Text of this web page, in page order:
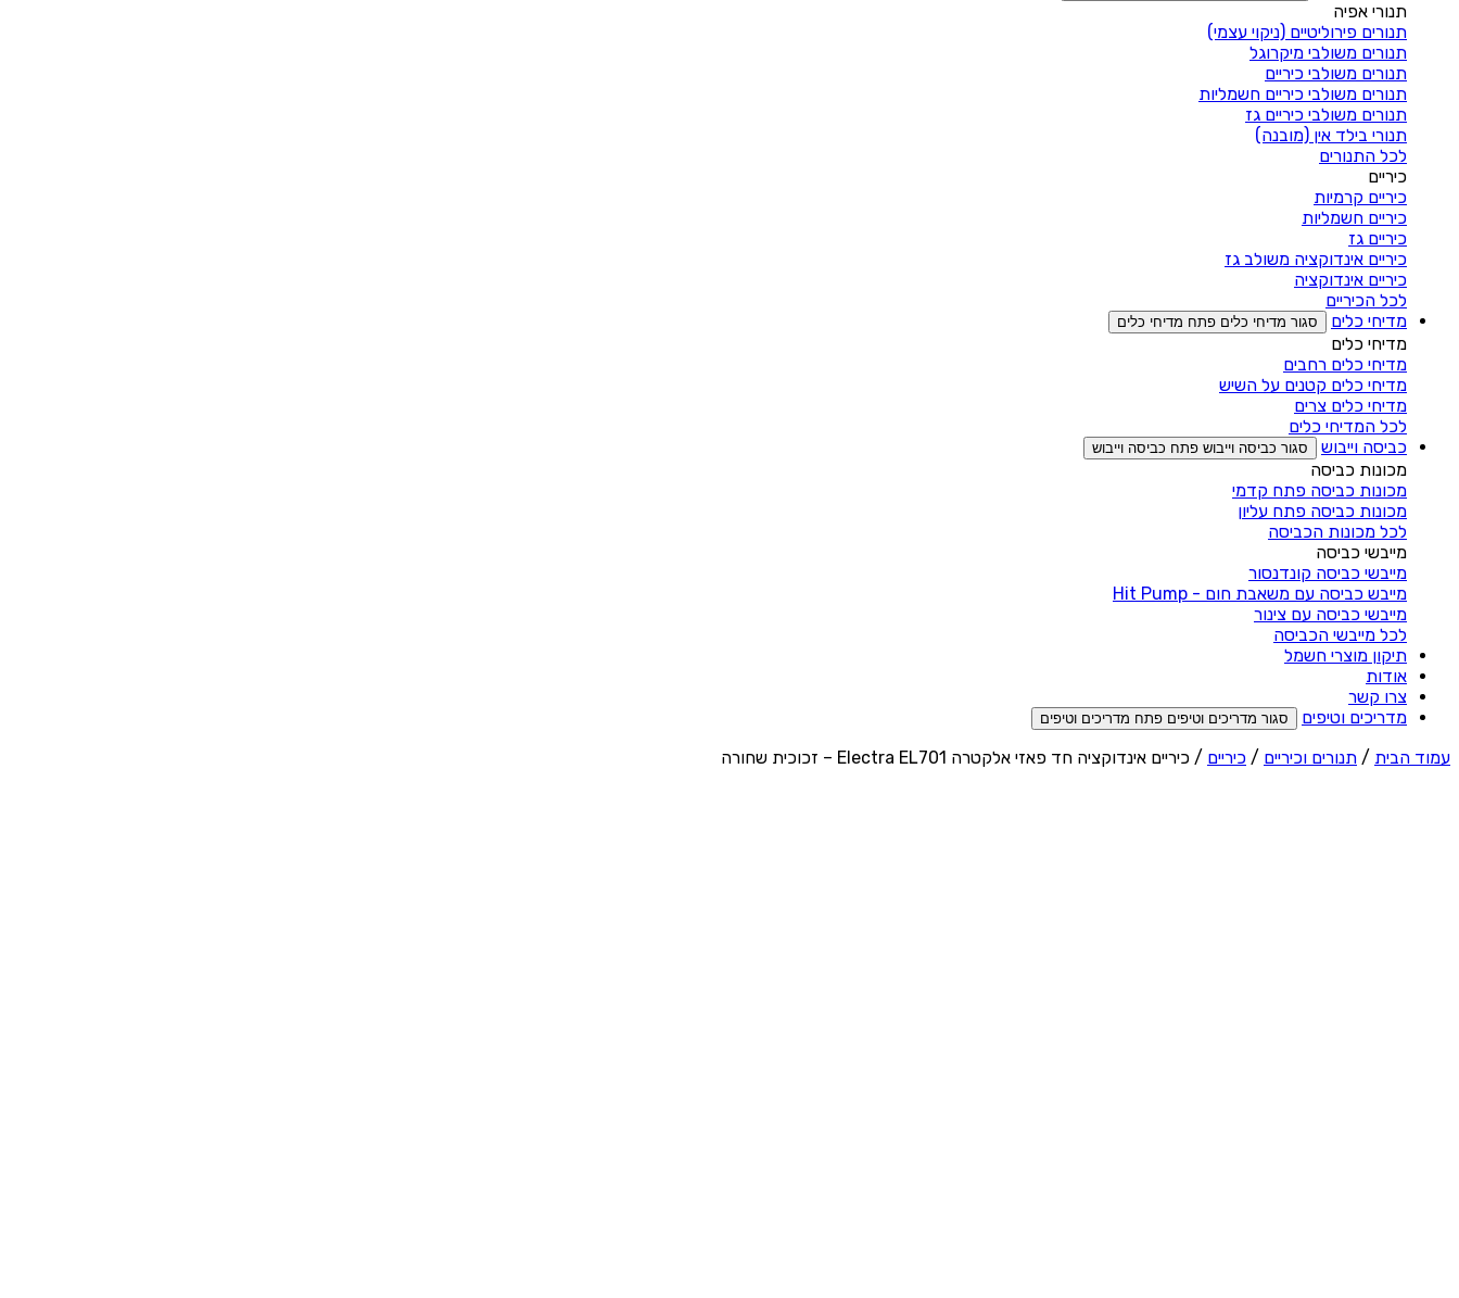
תנורי אפיה
תנורים פירוליטיים (ניקוי עצמי)
תנורים משולבי מיקרוגל
תנורים משולבי כיריים
תנורים משולבי כיריים חשמליות
תנורים משולבי כיריים גז
תנורי בילד אין (מובנה)
לכל התנורים
כיריים
כיריים קרמיות
כיריים חשמליות
כיריים גז
כיריים אינדוקציה משולב גז
כיריים אינדוקציה
לכל הכיריים
מדיחי כלים
סגור מדיחי כלים פתח מדיחי כלים
מדיחי כלים
מדיחי כלים רחבים
מדיחי כלים קטנים על השיש
מדיחי כלים צרים
לכל המדיחי כלים
כביסה וייבוש
סגור כביסה וייבוש פתח כביסה וייבוש
מכונות כביסה
מכונות כביסה פתח קדמי
מכונות כביסה פתח עליון
לכל מכונות הכביסה
מייבשי כביסה
מייבשי כביסה קונדנסור
מייבש כביסה עם משאבת חום - Hit Pump
מייבשי כביסה עם צינור
לכל מייבשי הכביסה
תיקון מוצרי חשמל
אודות
צרו קשר
מדריכים וטיפים
סגור מדריכים וטיפים פתח מדריכים וטיפים
עמוד הבית / תנורים וכיריים / כיריים / כיריים אינדוקציה חד פאזי אלקטרה Electra EL701 – זכוכית שחורה